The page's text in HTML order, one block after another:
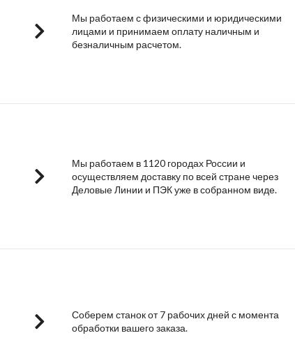
Мы работаем с физическими и юридическими
лицами и принимаем оплату наличным и
безналичным расчетом.
Мы работаем в 1120 городах России и
осуществляем доставку по всей стране через
Деловые Линии и ПЭК уже в собранном виде.
Соберем станок от 7 рабочих дней с момента
обработки вашего заказа.